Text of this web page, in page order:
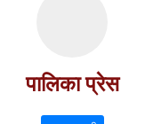
पालिका प्रेस